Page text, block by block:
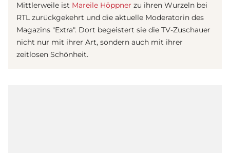
Mittlerweile ist Mareile Höppner zu ihren Wurzeln bei
RTL zurückgekehrt und die aktuelle Moderatorin des
Magazins "Extra". Dort begeistert sie die TV-Zuschauer
nicht nur mit ihrer Art, sondern auch mit ihrer
zeitlosen Schönheit.